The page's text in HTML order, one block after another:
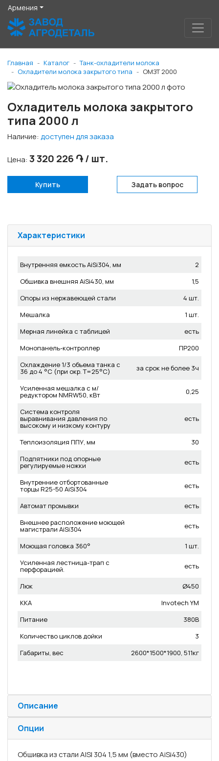
Армения
Главная Каталог
Танк-охладители молока
Охладители молока закрытого типа
ОМЗТ 2000
Охладитель молока закрытого
типа 2000 л
Наличие: доступен для заказа
Цена: 3 320 226 ֏ / шт.
Купить Задать вопрос
Характеристики
Внутренняя емкость AiSi304, мм
2
Обшивка внешняя AiSi430, мм
1,5
Опоры из нержавеющей стали
4 шт.
Мешалка
1 шт.
Мерная линейка с таблицей
есть
Монопанель-контроллер
ПР200
Охлаждение 1/3 объема танка с
36 до 4 °C (при окр. Т=25°С) за срок не более 3ч
Усиленная мешалка с м/
редуктором NMRW50, кВт 0,25
Система контроля
выравнивания давления по
высокому и низкому контуру
есть
Теплоизоляция ППУ, мм
30
Подпятники под опорные
регулируемые ножки есть
Внутренние отбортованные
торцы R25-50 AiSi304 есть
Автомат промывки
есть
Внешнее расположение моющей
магистрали AiSi304 есть
Моющая головка 360°
1 шт.
Усиленная лестница-трап с
перфорацией. есть
Люк
Ø450
ККА
Invotech YM
Питание
380В
Количество циклов дойки
3
Габариты, вес
2600*1500*1900, 511кг
Описание
Опции
Обшивка из стали AISI 304 1,5 мм (вместо AiSi430)